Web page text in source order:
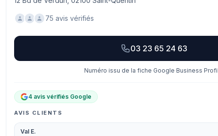
75 avis vérifiés
03 23 65 24 63
Numéro issu de la fiche Google Business
4 avis vérifiés Google
AVIS CLIENTS
Val E.